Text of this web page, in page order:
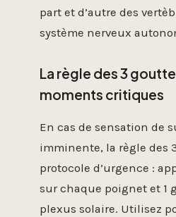
part et d’autre des
système nerveux
La règle des 3
moments critiques
En cas de sensation de
imminente, la règle des
protocole d’urgence :
sur chaque poignet et 1
plexus solaire. Utilisez